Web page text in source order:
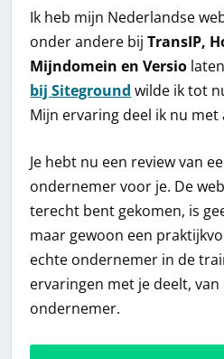
Ik heb mijn Nederlandse
onder andere bijTransIP,
Mijndomein en Versio
bij Siteground wilde ik tot
Mijn ervaring deel ik nu
Je hebt nu een review van
ondernemer voor je. De
terecht bent gekomen, is
maar gewoon een
echte ondernemer in de
ervaringen met je deelt,
ondernemer.